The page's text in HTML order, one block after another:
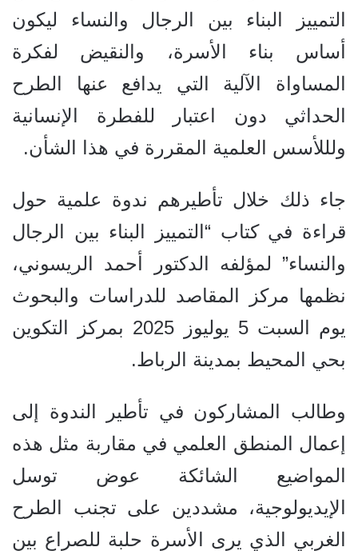
التمييز البناء بين الرجال والنساء ليكون
أساس بناء الأسرة، والنقيض لفكرة
المساواة الآلية التي يدافع عنها الطرح
الحداثي دون اعتبار للفطرة الإنسانية
ولللأسس العلمية المقررة في هذا الشأن.
جاء ذلك خلال تأطيرهم ندوة علمية حول
قراءة في كتاب “التمييز البناء بين الرجال
والنساء” لمؤلفه الدكتور أحمد الريسوني،
نظمها مركز المقاصد للدراسات والبحوث
يوم السبت 5 يوليوز 2025 بمركز التكوين
بحي المحيط بمدينة الرباط.
وطالب المشاركون في تأطير الندوة إلى
إعمال المنطق العلمي في مقاربة مثل هذه
المواضيع الشائكة عوض توسل
الإيديولوجية، مشددين على تجنب الطرح
الغربي الذي يرى الأسرة حلبة للصراع بين